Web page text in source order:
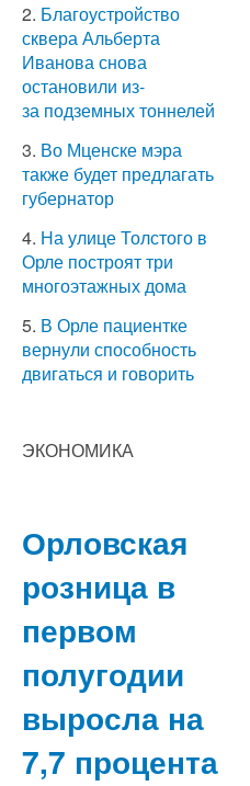
2. Благоустройство
сквера Альберта
Иванова снова
остановили из-
за подземных тоннелей
3. Во Мценске мэра
также будет предлагать
губернатор
4. На улице Толстого в
Орле построят три
многоэтажных дома
5. В Орле пациентке
вернули способность
двигаться и говорить
ЭКОНОМИКА
Орловская
розница в
первом
полугодии
выросла на
7,7 процента